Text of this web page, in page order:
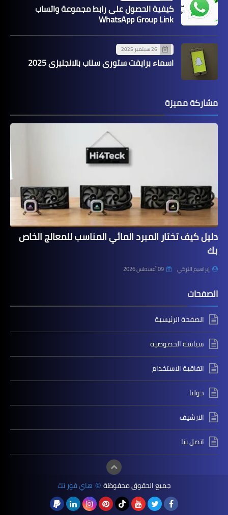
كيفية الحصول على رابط مجموعة واتساب
WhatsApp Group Link
26 سبتمبر 2025
اسماء برايفت ستوري سناب بالانجليزي 2025
مشاركة مميزة
دليل كيف تختار المبرد المائي المناسب للمعالج الخاص
بك
إبراهيم التركي 09 أغسطس 2026
الصفحات
الصفحة الرئيسية
سياسة الخصوصية
اتفاقية الاستخدام
حولنا
الارشيف
اتصل بنا
جميع الحقوق محفوظة © هاي فور تك